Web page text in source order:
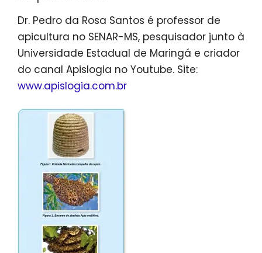
Dr. Pedro da Rosa Santos é professor de
apicultura no SENAR-MS, pesquisador junto à
Universidade Estadual de Maringá e criador
do canal Apislogia no Youtube. Site:
www.apislogia.com.br